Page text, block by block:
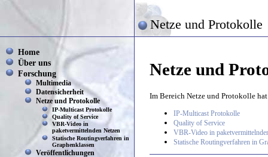
Netze und Protokolle
Home
Über uns
Forschung
Multimedia
Datensicherheit
Netze und Protokolle
IP-Multicast Protokolle
Quality of Service
VBR-Video in
paketvermittelnden Netzen
Statische Routingverfahren in
Graphenklassen
Veröffentlichungen
Netze und
Im Bereich Netze und Protokolle
IP-Multicast Protokolle
Quality of Service
VBR-Video in
Statische Routingverfahren in